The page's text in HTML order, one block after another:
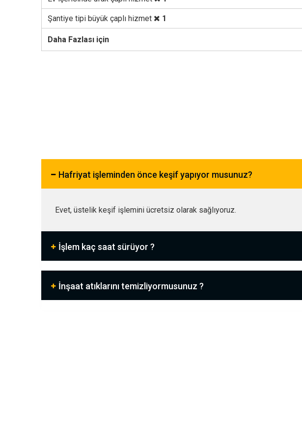
Şantiye tipi büyük çaplı hizmet 1
Daha Fazlası için
Hafriyat işleminden önce keşif yapıyor musunuz?
Evet, üstelik keşif işlemini ücretsiz olarak sağlıyoruz.
İşlem kaç saat sürüyor ?
İnşaat atıklarını temizliyormusunuz ?